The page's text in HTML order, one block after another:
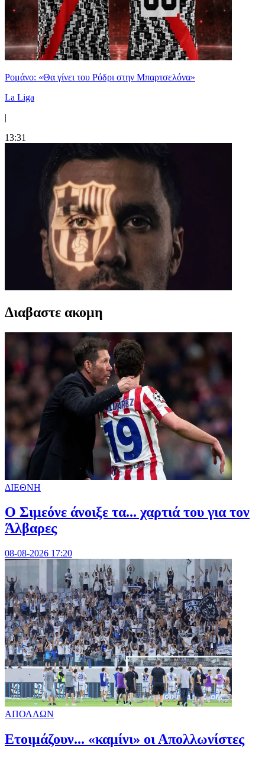
Ρομάνο: «Θα γίνει του Ρόδρι στην Μπαρτσελόνα»
La Liga
|
13:31
Διαβαστε ακομη
ΔΙΕΘΝΗ
Ο Σιμεόνε άνοιξε τα... χαρτιά του για τον
Άλβαρες
08-08-2026 17:20
ΑΠΟΛΛΩΝ
Ετοιμάζουν... «καμίνι» οι Απολλωνίστες